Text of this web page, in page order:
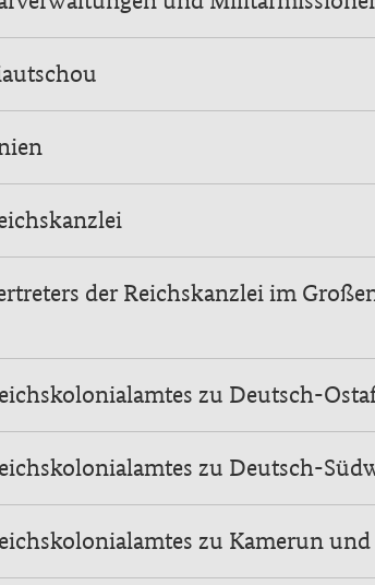
der Reichskanzlei im
zu Deutsch-
zu Deutsch-
zu Kamerun und